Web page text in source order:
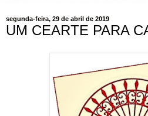
segunda-feira, 29 de abril de 2019
UM CEARTE PARA